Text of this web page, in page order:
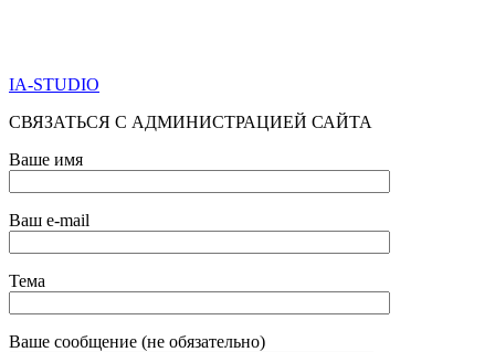
IA-STUDIO
СВЯЗАТЬСЯ С АДМИНИСТРАЦИЕЙ САЙТА
Ваше имя
Ваш e-mail
Тема
Ваше сообщение (не обязательно)